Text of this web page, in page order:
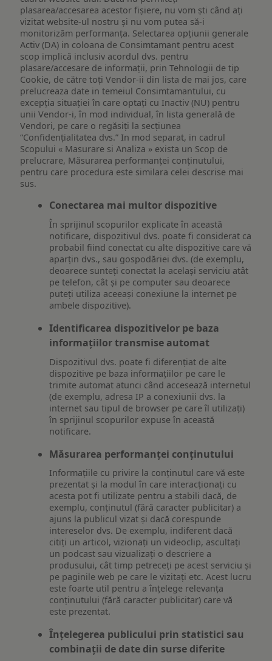
plasarea/accesarea acestor fișiere, nu vom ști când ați
vizitat website-ul nostru și nu vom putea să-i
monitorizăm performanța. Selectarea opțiunii generale
Activ (DA) in coloana de Consimtamant pentru acest
scop implică inclusiv acordul dvs. pentru
plasare/accesare de informații, prin Tehnologii de tip
Cookie, de către toți Vendor-ii din lista de mai jos, care
prelucreaza date in temeiul Consimtamantului, cu
excepția situației în care optați cu Inactiv (NU) pentru
unii Vendor-i, în mod individual, în lista generală de
Vendori, pe care o regăsiți la secțiunea
“Confidențialitatea dvs.” In mod separat, in cadrul
Scopului « Masurare si Analiza » exista un Scop de
prelucrare, Măsurarea performanței conținutului,
pentru care procedura este similara celei descrise mai
sus.
Conectarea mai multor dispozitive
În sprijinul scopurilor explicate în această
notificare, dispozitivul dvs. poate fi considerat ca
probabil fiind conectat cu alte dispozitive care vă
aparțin dvs., sau gospodăriei dvs. (de exemplu,
deoarece sunteți conectat la același serviciu atât
pe telefon, cât și pe computer sau deoarece
puteți utiliza aceeași conexiune la internet pe
ambele dispozitive).
Identificarea dispozitivelor pe baza
informațiilor transmise automat
Dispozitivul dvs. poate fi diferențiat de alte
dispozitive pe baza informațiilor pe care le
trimite automat atunci când accesează internetul
(de exemplu, adresa IP a conexiunii dvs. la
internet sau tipul de browser pe care îl utilizați)
în sprijinul scopurilor expuse în această
notificare.
Măsurarea performanței conținutului
Informațiile cu privire la conținutul care vă este
prezentat și la modul în care interacționați cu
acesta pot fi utilizate pentru a stabili dacă, de
exemplu, conținutul (fără caracter publicitar) a
ajuns la publicul vizat și dacă corespunde
intereselor dvs. De exemplu, indiferent dacă
citiți un articol, vizionați un videoclip, ascultați
un podcast sau vizualizați o descriere a
produsului, cât timp petreceți pe acest serviciu și
pe paginile web pe care le vizitați etc. Acest lucru
este foarte util pentru a înțelege relevanța
conținutului (fără caracter publicitar) care vă
este prezentat.
Înțelegerea publicului prin statistici sau
combinații de date din surse diferite